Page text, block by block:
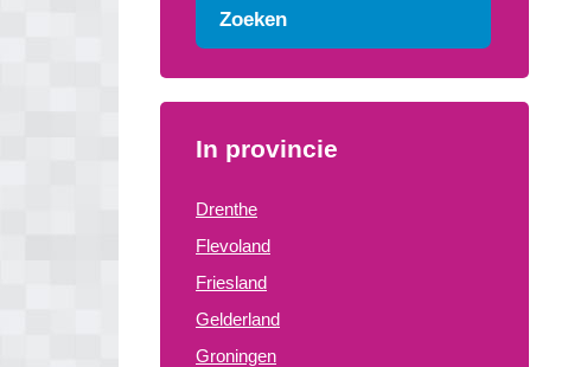
Zoeken
In provincie
Drenthe
Flevoland
Friesland
Gelderland
Groningen